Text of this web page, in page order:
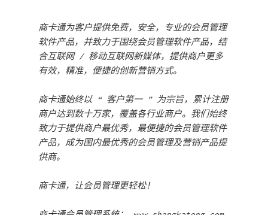
商卡通为客户提供免费，安全，专业的会员管理
软件产品，并致力于围绕会员管理软件产品，结
合互联网 / 移动互联网新媒体，提供商户更多
有效，精准，便捷的创新营销方式。
商卡通始终以 “ 客户第一 ” 为宗旨，累计注册
商户达到数十万家，覆盖各行业商户。我们始终
致力于提供商户最优秀，最便捷的会员管理软件
产品，成为国内最优秀的会员管理及营销产品提
供商。
商卡通，让会员管理更轻松！